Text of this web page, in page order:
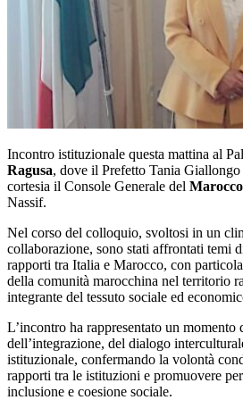
Incontro istituzionale questa mattina al
Ragusa, dove il Prefetto Tania Giallongo
cortesia il Console Generale del Marocco
Nassif.
Nel corso del colloquio, svoltosi in un
collaborazione, sono stati affrontati temi
rapporti tra Italia e Marocco, con
della comunità marocchina nel territorio
integrante del tessuto sociale ed
L’incontro ha rappresentato un
dell’integrazione, del dialogo
istituzionale, confermando la volontà
rapporti tra le istituzioni e promuovere
inclusione e coesione sociale.